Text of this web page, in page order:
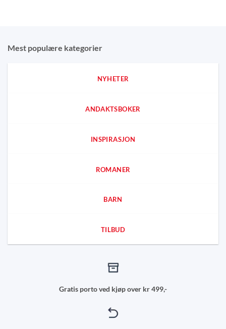
Mest populære kategorier
NYHETER
ANDAKTSBOKER
INSPIRASJON
ROMANER
BARN
TILBUD
Gratis porto ved kjøp over kr 499,-